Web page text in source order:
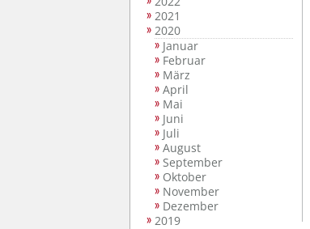
2021
2020
Januar
Februar
März
April
Mai
Juni
Juli
August
September
Oktober
November
Dezember
2019